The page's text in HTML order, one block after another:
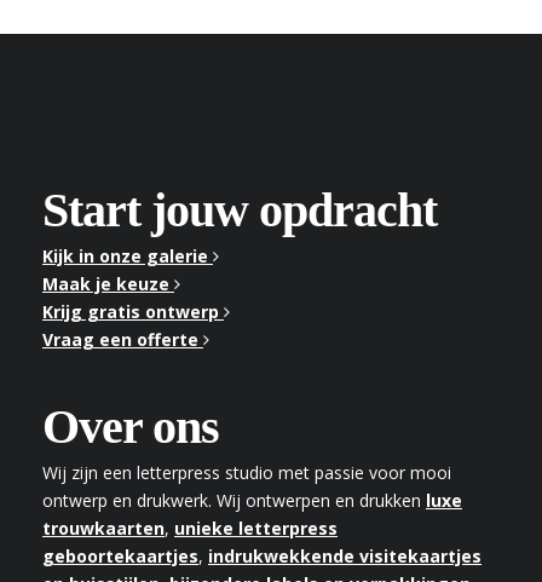
Start jouw opdracht
Kijk in onze galerie
Maak je keuze
Krijg gratis ontwerp
Vraag een offerte
Over ons
Wij zijn een letterpress studio met passie voor mooi
ontwerp en drukwerk. Wij ontwerpen en drukken luxe
trouwkaarten, unieke letterpress
geboortekaartjes, indrukwekkende visitekaartjes